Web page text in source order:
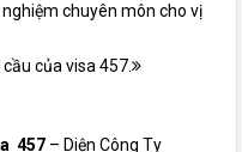
chuyên môn cho vị
của visa 457.
457 – Diện Công Ty